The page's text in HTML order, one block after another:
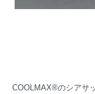
COOLMAX®︎のシアサ